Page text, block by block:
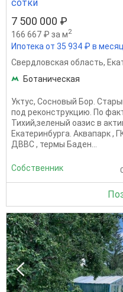
сотки
7 500 000 ₽
166 667 ₽ за м2
Ипотека от 35 934 ₽ в месяц
Свердловская область,
Ботаническая
Уктус, Сосновый Бор.
под реконструкцию. По
Тихий,зеленый оазис в
Екатеринбурга. Аквапарк ,
ДВВС , термы Баден...
Собственник